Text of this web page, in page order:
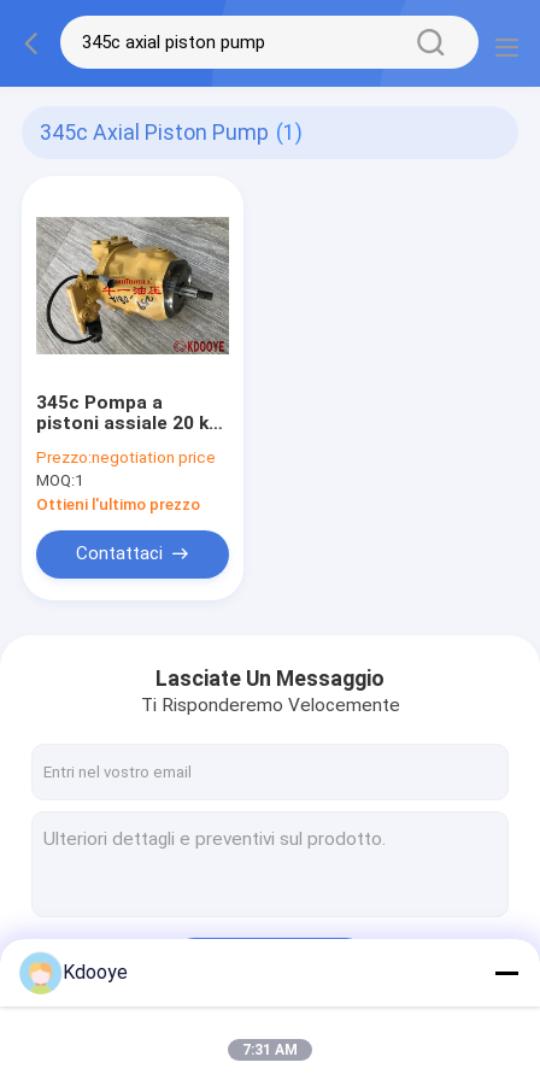
345c Axial Piston Pump (1)
345c Pompa a
pistoni assiale 20 kg
0814 2590814
Prezzo:negotiation price
MOQ:1
Ottieni l'ultimo prezzo
Contattaci
Lasciate Un Messaggio
Ti Risponderemo Velocemente
Kdooye
7:31 AM